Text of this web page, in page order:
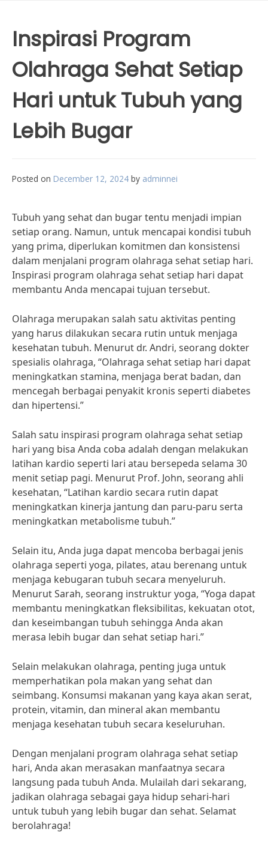
Inspirasi Program
Olahraga Sehat Setiap
Hari untuk Tubuh yang
Lebih Bugar
Posted on December 12, 2024 by adminnei
Tubuh yang sehat dan bugar tentu menjadi impian
setiap orang. Namun, untuk mencapai kondisi tubuh
yang prima, diperlukan komitmen dan konsistensi
dalam menjalani program olahraga sehat setiap hari.
Inspirasi program olahraga sehat setiap hari dapat
membantu Anda mencapai tujuan tersebut.
Olahraga merupakan salah satu aktivitas penting
yang harus dilakukan secara rutin untuk menjaga
kesehatan tubuh. Menurut dr. Andri, seorang dokter
spesialis olahraga, “Olahraga sehat setiap hari dapat
meningkatkan stamina, menjaga berat badan, dan
mencegah berbagai penyakit kronis seperti diabetes
dan hipertensi.”
Salah satu inspirasi program olahraga sehat setiap
hari yang bisa Anda coba adalah dengan melakukan
latihan kardio seperti lari atau bersepeda selama 30
menit setiap pagi. Menurut Prof. John, seorang ahli
kesehatan, “Latihan kardio secara rutin dapat
meningkatkan kinerja jantung dan paru-paru serta
meningkatkan metabolisme tubuh.”
Selain itu, Anda juga dapat mencoba berbagai jenis
olahraga seperti yoga, pilates, atau berenang untuk
menjaga kebugaran tubuh secara menyeluruh.
Menurut Sarah, seorang instruktur yoga, “Yoga dapat
membantu meningkatkan fleksibilitas, kekuatan otot,
dan keseimbangan tubuh sehingga Anda akan
merasa lebih bugar dan sehat setiap hari.”
Selain melakukan olahraga, penting juga untuk
memperhatikan pola makan yang sehat dan
seimbang. Konsumsi makanan yang kaya akan serat,
protein, vitamin, dan mineral akan membantu
menjaga kesehatan tubuh secara keseluruhan.
Dengan menjalani program olahraga sehat setiap
hari, Anda akan merasakan manfaatnya secara
langsung pada tubuh Anda. Mulailah dari sekarang,
jadikan olahraga sebagai gaya hidup sehari-hari
untuk tubuh yang lebih bugar dan sehat. Selamat
berolahraga!